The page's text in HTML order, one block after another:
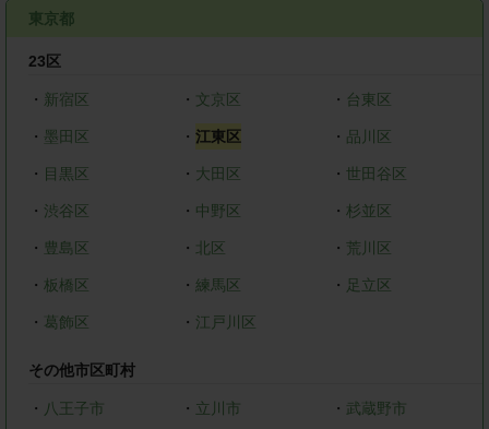
東京都
23区
・ 新宿区 ・ 文京区 ・ 台東区
・ 墨田区 ・ 江東区 ・ 品川区
・ 目黒区 ・ 大田区 ・世田谷区
・ 渋谷区 ・ 中野区 ・杉並区
・ 豊島区 ・ 北区 ・ 荒川区
・ 板橋区 ・ 練馬区 ・ 足立区
・ 葛飾区 ・ 江戸川区
その他市区町村
・ 八王子市 ・ 立川市 ・ 武蔵野市